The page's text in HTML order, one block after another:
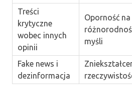
Treści
krytyczne
wobec innych
opinii
Oporność na
myśli
Fake news i
dezinformacja